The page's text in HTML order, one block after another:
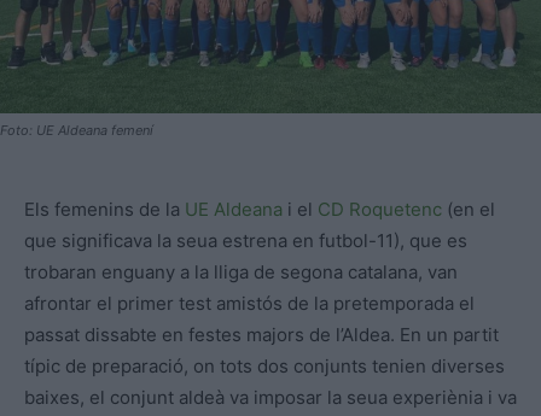
Foto: UE Aldeana femení
Els femenins de la UE Aldeana i el CD Roquetenc (en el
que significava la seua estrena en futbol-11), que es
trobaran enguany a la lliga de segona catalana, van
afrontar el primer test amistós de la pretemporada el
passat dissabte en festes majors de l’Aldea. En un partit
típic de preparació, on tots dos conjunts tenien diverses
baixes, el conjunt aldeà va imposar la seua experiènia i va